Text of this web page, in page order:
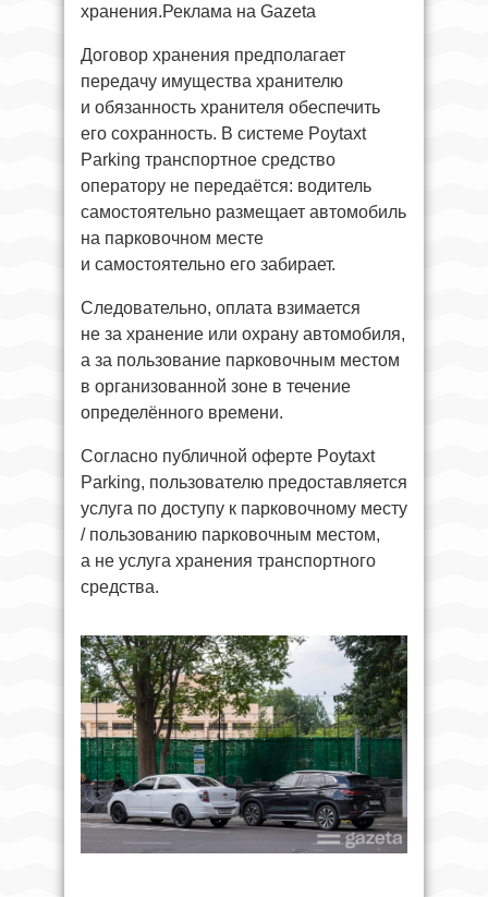
хранения.Реклама на Gazeta
Договор хранения предполагает
передачу имущества хранителю
и обязанность хранителя обеспечить
его сохранность. В системе Poytaxt
Parking транспортное средство
оператору не передаётся: водитель
самостоятельно размещает автомобиль
на парковочном месте
и самостоятельно его забирает.
Следовательно, оплата взимается
не за хранение или охрану автомобиля,
а за пользование парковочным местом
в организованной зоне в течение
определённого времени.
Согласно публичной оферте Poytaxt
Parking, пользователю предоставляется
услуга по доступу к парковочному месту
/ пользованию парковочным местом,
а не услуга хранения транспортного
средства.